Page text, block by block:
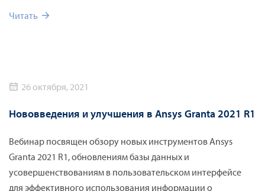
Читать
26 октября, 2021
Нововведения и улучшения в Ansys Granta 2021 R1
Вебинар посвящен обзору новых инструментов Ansys
Granta 2021 R1, обновлениям базы данных и
усовершенствованиям в пользовательском интерфейсе
для эффективного использования информации о